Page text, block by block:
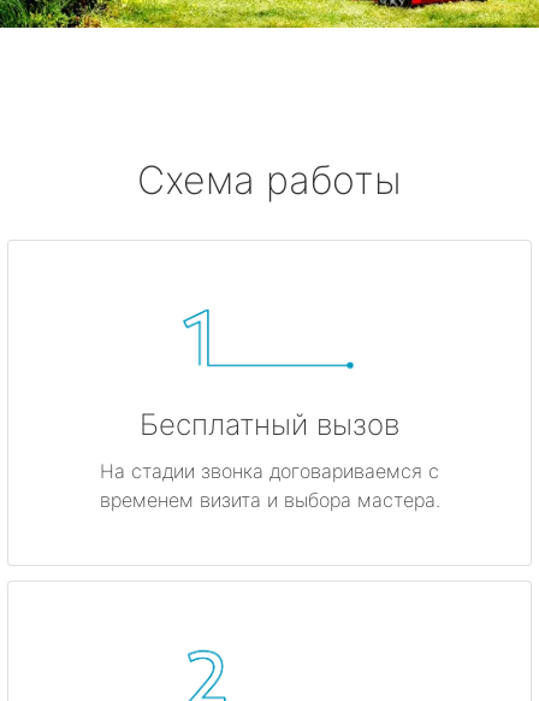
Схема работы
Бесплатный вызов
На стадии звонка договариваемся с
временем визита и выбора мастера.